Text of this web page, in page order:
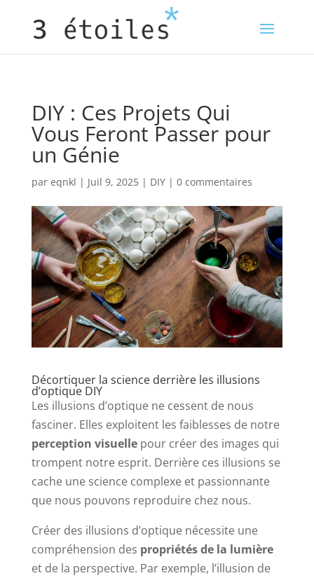
DIY : Ces Projets Qui
Vous Feront Passer pour
un Génie
par eqnkl | Juil 9, 2025| DIY| 0 commentaires
Décortiquer la science derrière les illusions
d’optique DIY
Les illusions d’optique ne cessent de nous
fasciner. Elles exploitent les faiblesses de notre
perception visuellepour créer des images qui
trompent notre esprit. Derrière ces illusions se
cache une science complexe et passionnante
que nous pouvons reproduire chez nous.
Créer des illusions d’optique nécessite une
compréhension des propriétés de la lumière
et de la perspective. Par exemple, l’illusion de